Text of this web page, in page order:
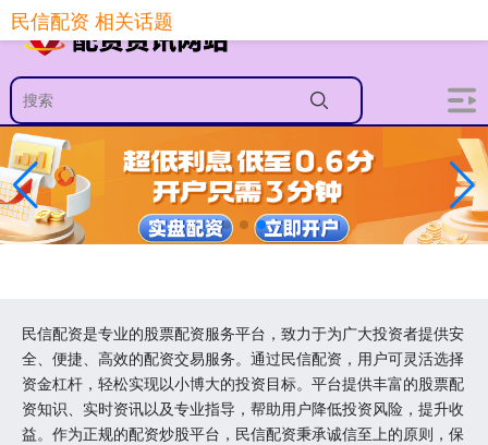
民信配资是专业的股票配资服务平台，致力于为广大投资者提供安
全、便捷、高效的配资交易服务。通过民信配资，用户可灵活选择
资金杠杆，轻松实现以小博大的投资目标。平台提供丰富的股票配
资知识、实时资讯以及专业指导，帮助用户降低投资风险，提升收
益。作为正规的配资炒股平台，民信配资秉承诚信至上的原则，保
民信配资 相关话题